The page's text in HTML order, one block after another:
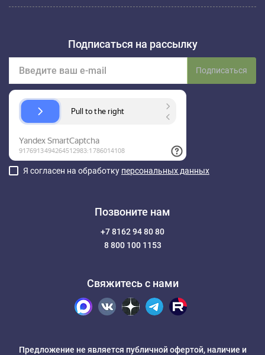
Подписаться на рассылку
Подписаться
Я согласен на обработку персональных данных
Позвоните нам
+7 8162 94 80 80
8 800 100 1153
Свяжитесь с нами
Предложение не является публичной офертой, наличие и